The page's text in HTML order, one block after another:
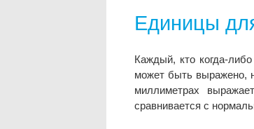
Единицы
Каждый, кто когда-
может быть выражено,
миллиметрах
сравнивается с